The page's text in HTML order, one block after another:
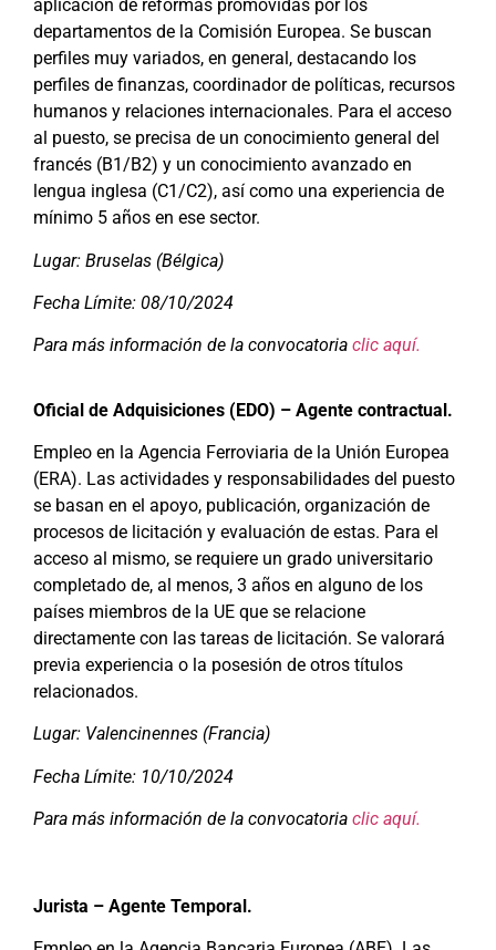
aplicación de reformas promovidas por los
departamentos de la Comisión Europea. Se buscan
perfiles muy variados, en general, destacando los
perfiles de finanzas, coordinador de políticas, recursos
humanos y relaciones internacionales. Para el acceso
al puesto, se precisa de un conocimiento general del
francés (B1/B2) y un conocimiento avanzado en
lengua inglesa (C1/C2), así como una experiencia de
mínimo 5 años en ese sector.
Lugar: Bruselas (Bélgica)
Fecha Límite: 08/10/2024
Para más información de la convocatoria clic aquí.
Oficial de Adquisiciones (EDO) – Agente contractual.
Empleo en la Agencia Ferroviaria de la Unión Europea
(ERA). Las actividades y responsabilidades del puesto
se basan en el apoyo, publicación, organización de
procesos de licitación y evaluación de estas. Para el
acceso al mismo, se requiere un grado universitario
completado de, al menos, 3 años en alguno de los
países miembros de la UE que se relacione
directamente con las tareas de licitación. Se valorará
previa experiencia o la posesión de otros títulos
relacionados.
Lugar: Valencinennes (Francia)
Fecha Límite: 10/10/2024
Para más información de la convocatoria clic aquí.
Jurista – Agente Temporal.